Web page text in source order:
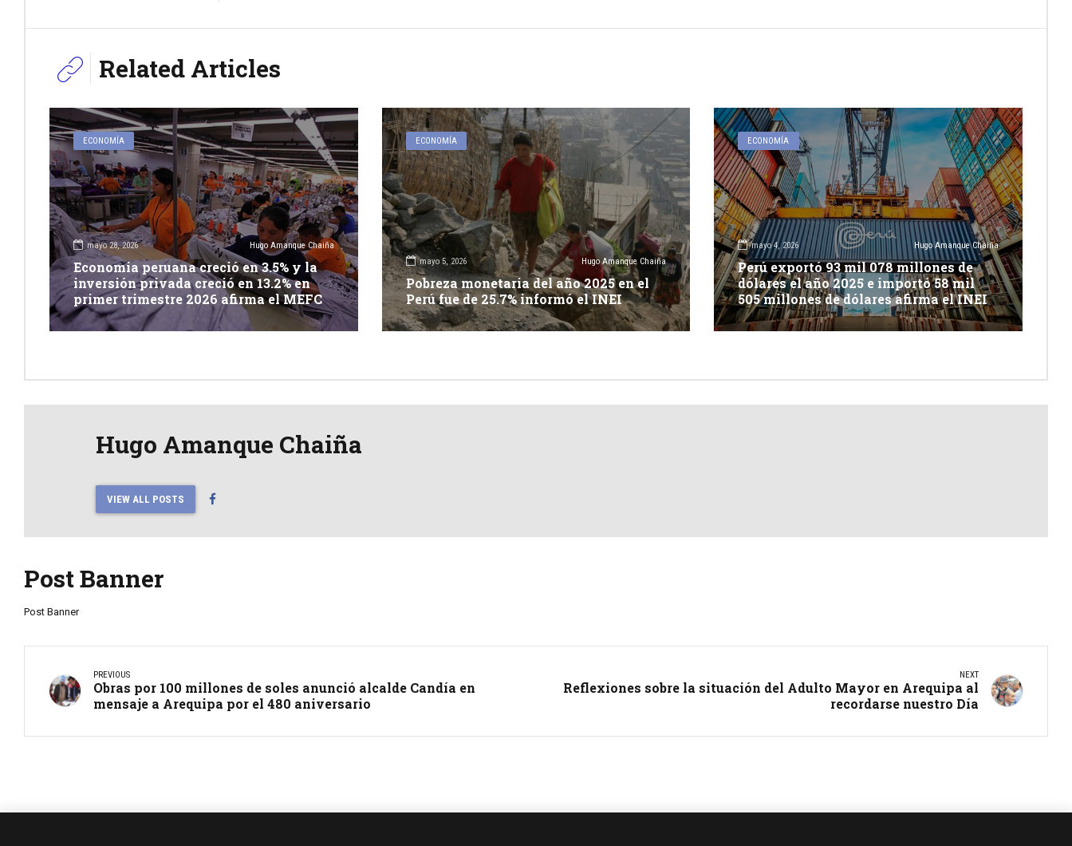
Related Articles
ECONOMÍA
mayo 28, 2026 Hugo Amanque Chaiña
Economia peruana creció en 3.5% y la
inversión privada creció en 13.2% en
primer trimestre 2026 afirma el MEFC
ECONOMÍA
mayo 5, 2026 Hugo Amanque Chaiña
Pobreza monetaria del año 2025 en el
Perú fue de 25.7% informó el INEI
ECONOMÍA
mayo 4, 2026 Hugo Amanque Chaiña
Perú exportó 93 mil 078 millones de
dólares el año 2025 e importó 58 mil
505 millones de dólares afirma el INEI
Hugo Amanque Chaiña
VIEW ALL POSTS
Post Banner
Post Banner
PREVIOUS
Obras por 100 millones de soles anunció alcalde Candía en
mensaje a Arequipa por el 480 aniversario
NEXT
Reflexiones sobre la situación del Adulto Mayor en Arequipa al
recordarse nuestro Día